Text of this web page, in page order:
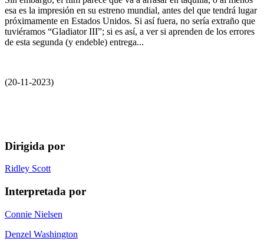
esa es la impresión en su estreno mundial, antes del que tendrá lugar
próximamente en Estados Unidos. Si así fuera, no sería extraño que
tuviéramos “Gladiator III”; si es así, a ver si aprenden de los errores
de esta segunda (y endeble) entrega...
(20-11-2023)
Dirigida por
Ridley Scott
Interpretada por
Connie Nielsen
Denzel Washington